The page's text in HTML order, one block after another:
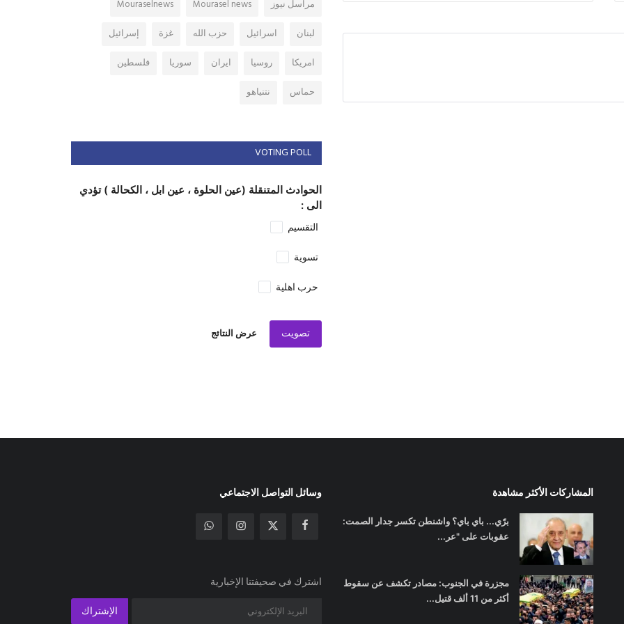
مراسل نيوز Mourasel news
Mouraselnews
لبنان
اسرائيل حزب الله غزة
إسرائيل
امريكا
روسيا ايران سوريا
فلسطين
حماس
نتنياهو
VOTING POLL
الحوادث المتنقلة (عين الحلوة ، عين ابل ، الكحالة ) تؤدي
الى :
التقسيم
تسوية
حرب اهلية
تصويت عرض النتائج
المشاركات الأكثر مشاهدة
برّي... باي باي؟ واشنطن تكسر جدار الصمت:
عقوبات على "عر...
مجزرة في الجنوب: مصادر تكشف عن سقوط
أكثر من 11 ألف قتيل...
وسائل التواصل الاجتماعي
اشترك في صحيفتنا الإخبارية
الإشتراك